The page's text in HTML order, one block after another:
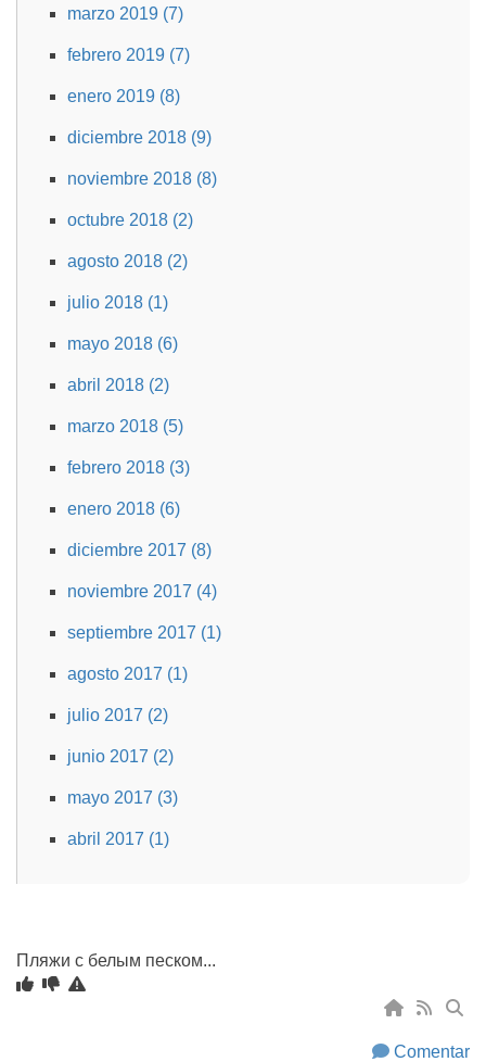
marzo 2019 (7)
febrero 2019 (7)
enero 2019 (8)
diciembre 2018 (9)
noviembre 2018 (8)
octubre 2018 (2)
agosto 2018 (2)
julio 2018 (1)
mayo 2018 (6)
abril 2018 (2)
marzo 2018 (5)
febrero 2018 (3)
enero 2018 (6)
diciembre 2017 (8)
noviembre 2017 (4)
septiembre 2017 (1)
agosto 2017 (1)
julio 2017 (2)
junio 2017 (2)
mayo 2017 (3)
abril 2017 (1)
Пляжи с белым песком...
Comentar